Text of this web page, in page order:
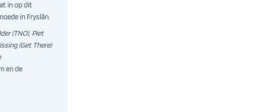
in op dit
in Fryslân.
(TNO), Piet
(Get There)
en de